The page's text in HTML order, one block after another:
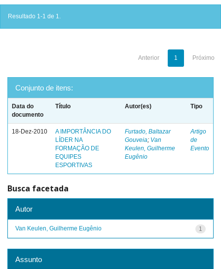
Resultado 1-1 de 1.
Anterior 1 Próximo
Conjunto de itens:
Data do
documento
Título Autor(es) Tipo
18-Dez-2010
A IMPORTÂNCIA DO
LÍDER NA
FORMAÇÃO DE
EQUIPES
ESPORTIVAS
Furtado, Baltazar
Gouveia; Van
Keulen, Guilherme
Eugênio
Artigo
de
Evento
Busca facetada
Autor
1
Van Keulen, Guilherme Eugênio
Assunto